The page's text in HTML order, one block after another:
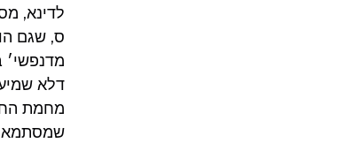
לדינא,
ס, שגם
מדנפשי׳
דלא
מחמת
שמסתמא